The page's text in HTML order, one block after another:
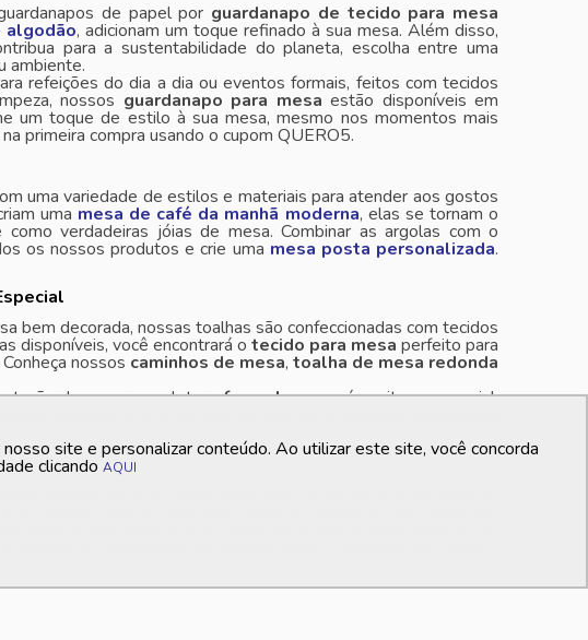
de papel por guardanapo de tecido para mesa
algodão, adicionam um toque refinado à sua mesa. Além disso,
para a sustentabilidade do planeta, escolha entre uma
ambiente.
refeições do dia a dia ou eventos formais, feitos com tecidos
nossos guardanapo para mesa estão disponíveis em
um toque de estilo à sua mesa, mesmo nos momentos mais
primeira compra usando o cupom QUERO5.
uma variedade de estilos e materiais para atender aos gostos
uma mesa de café da manhã moderna, elas se tornam o
verdadeiras jóias de mesa. Combinar as argolas com o
os nossos produtos e crie uma mesa posta personalizada.
bem decorada, nossas toalhas são confeccionadas com tecidos
disponíveis, você encontrará o tecido para mesa perfeito para
nossos caminhos de mesa, toalha de mesa redonda
de mesa completa, oforro de mesaé um item essencial,
e jantar
gostos mais sofisticados, nossos conjuntos não oferecem
para a sua mesa posta. Deixe-se encantar pela seleção de
em um verdadeiro espetáculo visual. Enviamos para todo o
site e personalizar conteúdo. Ao utilizar este site, você concorda
clicando AQUI